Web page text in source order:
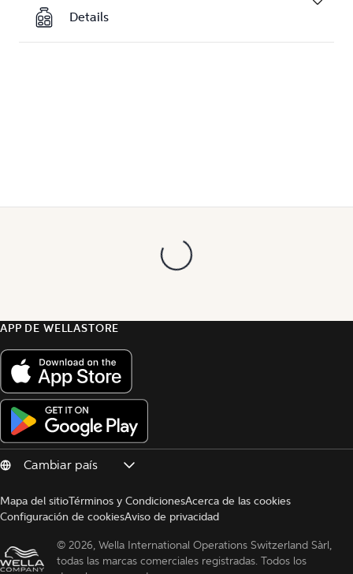
Details
APP DE WELLASTORE
Mapa del sitioTérminos y CondicionesAcerca de las cookies
Configuración de cookiesAviso de privacidad
© 2026, Wella International Operations Switzerland Sàrl,
todas las marcas comerciales registradas. Todos los